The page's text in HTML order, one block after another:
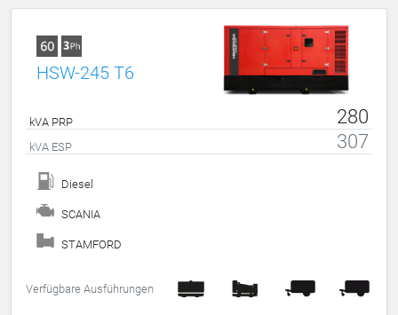
HSW-245 T6
kVA PRP 280
kVA ESP 307
Diesel
SCANIA
STAMFORD
Verfügbare Ausführungen